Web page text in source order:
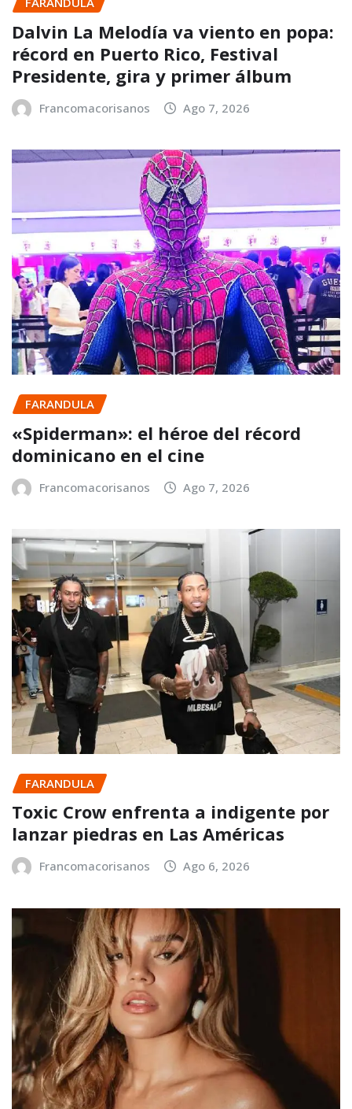
Dalvin La Melodía va viento en popa:
récord en Puerto Rico, Festival
Presidente, gira y primer álbum
Francomacorisanos Ago 7, 2026
FARANDULA
«Spiderman»: el héroe del récord
dominicano en el cine
Francomacorisanos Ago 7, 2026
FARANDULA
Toxic Crow enfrenta a indigente por
lanzar piedras en Las Américas
Francomacorisanos Ago 6, 2026